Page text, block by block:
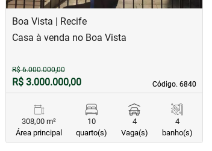
Boa Vista | Recife
Código. 6840
Código. 6840
Casa à venda no Boa Vista
R$ 6.000.000,00
R$ 3.000.000,00
308,00 m²
Área principal
10
quarto(s)
4
Vaga(s)
4
banho(s)